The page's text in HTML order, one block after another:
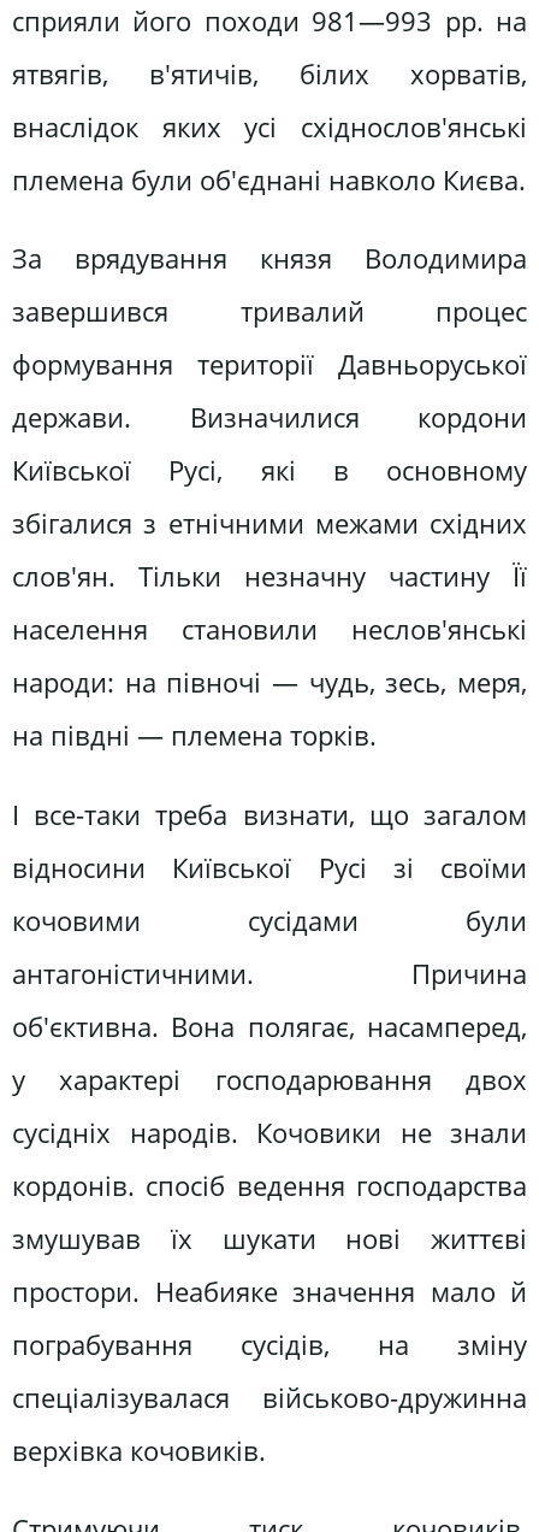
сприяли його походи 981—993 рр. на
ятвягів, в'ятичів, білих хорватів,
внаслідок яких усі східнослов'янські
племена були об'єднані навколо Києва.
За врядування князя Володимира
завершився тривалий процес
формування території Давньоруської
держави. Визначилися кордони
Київської Русі, які в основному
збігалися з етнічними межами східних
слов'ян. Тільки незначну частину Її
населення становили неслов'янські
народи: на півночі — чудь, зесь, меря,
на півдні — племена торків.
І все-таки треба визнати, що загалом
відносини Київської Русі зі своїми
кочовими сусідами були
антагоністичними. Причина
об'єктивна. Вона полягає, насамперед,
у характері господарювання двох
сусідніх народів. Кочовики не знали
кордонів. спосіб ведення господарства
змушував їх шукати нові життєві
простори. Неабияке значення мало й
пограбування сусідів, на зміну
спеціалізувалася військово-дружинна
верхівка кочовиків.